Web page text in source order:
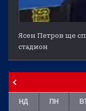
Ясен Петров ще
стадион
НД ПН